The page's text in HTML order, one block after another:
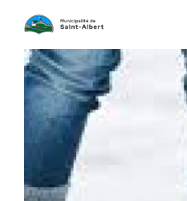
Vivre à Saint-Albert
Infos pratiques
Citoyens
Séances du conseil
Conseil municipal